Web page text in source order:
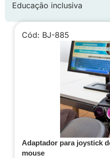
Educação inclusiva
Cód: BJ-885
Adaptador para joystick
mouse